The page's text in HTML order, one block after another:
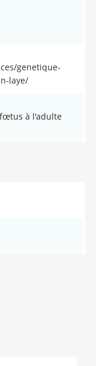
genetique-
laye/
à l'adulte